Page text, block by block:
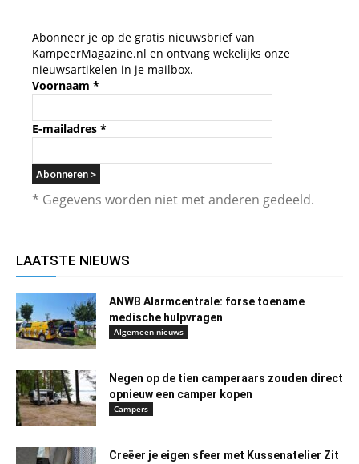
Abonneer je op de gratis nieuwsbrief van
KampeerMagazine.nl en ontvang wekelijks onze
nieuwsartikelen in je mailbox.
Voornaam *
E-mailadres *
* Gegevens worden niet met anderen gedeeld.
LAATSTE NIEUWS
ANWB Alarmcentrale: forse toename
medische hulpvragen
Algemeen nieuws
Negen op de tien camperaars zouden direct
opnieuw een camper kopen
Campers
Creëer je eigen sfeer met Kussenatelier Zit